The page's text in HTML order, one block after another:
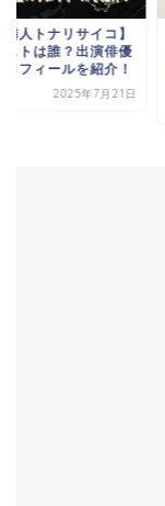
の愛人はなんと母親
た ネタバレあらす
結末最終回と感想